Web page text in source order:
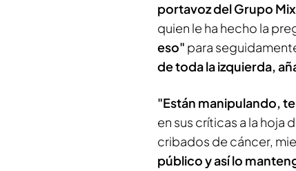
portavoz del Grupo
quien le ha hecho la
eso" para
de toda la izquierda,
"Están manipulando,
en sus críticas a la hoja
cribados de cáncer,
público y así lo